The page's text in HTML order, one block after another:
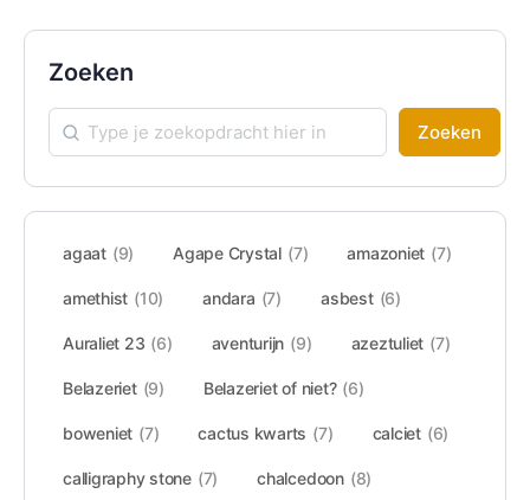
Zoeken
Zoeken
agaat (9) Agape Crystal (7) amazoniet (7)
amethist (10) andara (7) asbest (6)
Auraliet 23 (6) aventurijn (9) azeztuliet (7)
Belazeriet (9) Belazeriet of niet? (6)
boweniet (7) cactus kwarts (7) calciet (6)
calligraphy stone (7) chalcedoon (8)